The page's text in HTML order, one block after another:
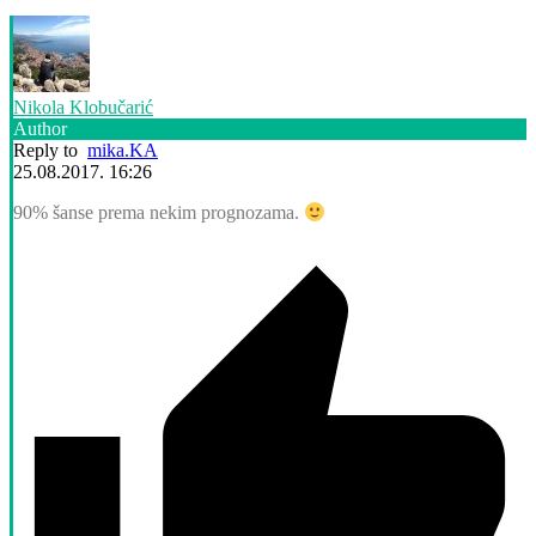
Nikola Klobučarić
Author
Reply to mika.KA
25.08.2017. 16:26
90% šanse prema nekim prognozama.